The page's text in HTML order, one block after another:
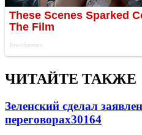
ЧИТАЙТЕ ТАКЖЕ
Зеленский сделал
переговорах30164